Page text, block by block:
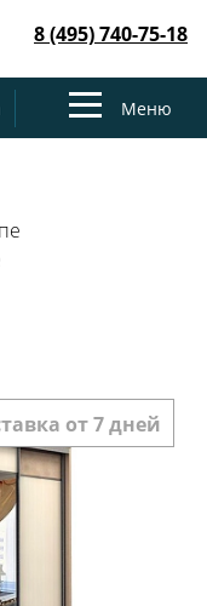
8 (495) 740-75-18
ToggleМеню
от 7 дней